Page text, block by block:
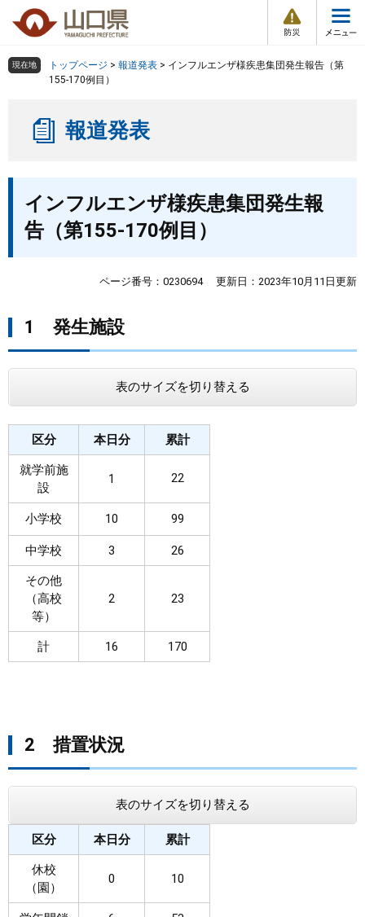
の
ー
情
報
メ
ュ
組織で探す
くらし・環境
しごと・産業・観光
県政情報
検索の仕方 組織で探す
現在地 トップページ > 報道発表 > インフルエンザ様疾患集団発生報告（第
155-170例目）
報道発表
インフルエンザ様疾患集団発生報
告（第155-170例目）
ページ番号：0230694 更新日：2023年10月11日更新
1 発生施設
表のサイズを切り替える
区分 本日分 累計
就学前施
設
1 22
小学校 10 99
中学校 3 26
その他
（高校
等）
2 23
計 16 170
2 措置状況
表のサイズを切り替える
区分 本日分 累計
休校
（園）
0 10